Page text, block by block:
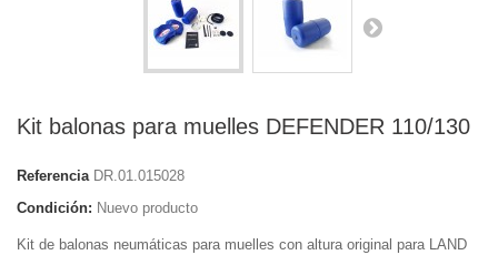
Kit balonas para muelles DEFENDER 110/130
Referencia DR.01.015028
Condición: Nuevo producto
Kit de balonas neumáticas para muelles con altura original para LAND